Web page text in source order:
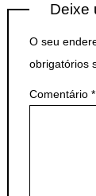
Deixe
O seu
obrigatórios
Comentário *